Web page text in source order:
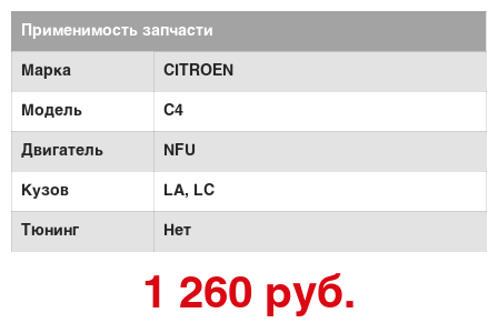
Применимость запчасти
Марка CITROEN
Модель C4
Двигатель NFU
Кузов LA, LC
Тюнинг Нет
1 260 руб.